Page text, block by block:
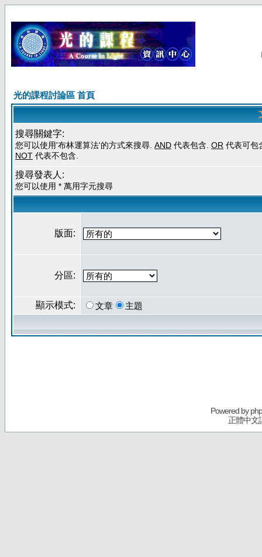
光的課程討論區 首頁
搜尋關鍵字:
您可以使用'布林運算法'的方式來搜尋. AND 代表包含. OR 代表可包
NOT 代表不包含.
搜尋發表人:
您可以使用 * 萬用字元搜尋
版面:
分區:
顯示模式: 文章 主題
Powered by
正體中文